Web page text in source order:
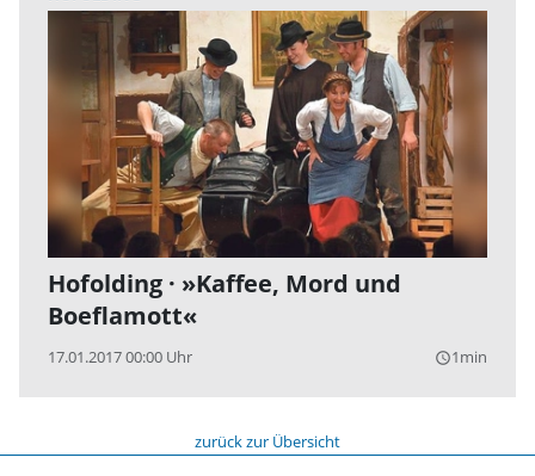
Hofolding · »Kaffee, Mord und
Boeflamott«
17.01.2017 00:00 Uhr query_builder1min
zurück zur Übersicht